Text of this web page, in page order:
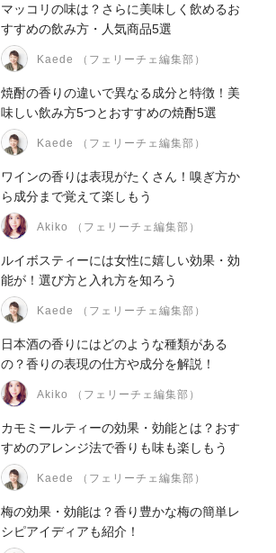
マッコリの味は？さらに美味しく飲めるお
すすめの飲み方・人気商品5選
Kaede （フェリーチェ編集部）
焼酎の香りの違いで異なる成分と特徴！美
味しい飲み方5つとおすすめの焼酎5選
Kaede （フェリーチェ編集部）
ワインの香りは表現がたくさん！嗅ぎ方か
ら成分まで覚えて楽しもう
Akiko （フェリーチェ編集部）
ルイボスティーには女性に嬉しい効果・効
能が！選び方と入れ方を知ろう
Kaede （フェリーチェ編集部）
日本酒の香りにはどのような種類がある
の？香りの表現の仕方や成分を解説！
Akiko （フェリーチェ編集部）
カモミールティーの効果・効能とは？おす
すめのアレンジ法で香りも味も楽しもう
Kaede （フェリーチェ編集部）
梅の効果・効能は？香り豊かな梅の簡単レ
シピアイディアも紹介！